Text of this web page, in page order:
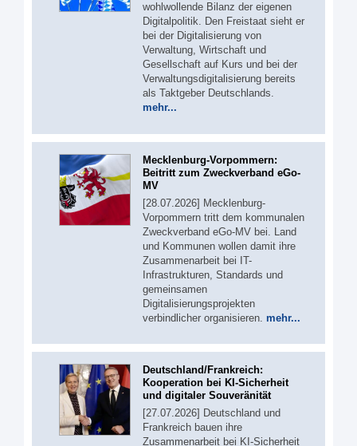
wohlwollende Bilanz der eigenen
Digitalpolitik. Den Freistaat sieht er
bei der Digitalisierung von
Verwaltung, Wirtschaft und
Gesellschaft auf Kurs und bei der
Verwaltungsdigitalisierung bereits
als Taktgeber Deutschlands.
mehr...
Mecklenburg-Vorpommern:
Beitritt zum Zweckverband eGo-
MV
[28.07.2026] Mecklenburg-
Vorpommern tritt dem kommunalen
Zweckverband eGo-MV bei. Land
und Kommunen wollen damit ihre
Zusammenarbeit bei IT-
Infrastrukturen, Standards und
gemeinsamen
Digitalisierungsprojekten
verbindlicher organisieren. mehr...
Deutschland/Frankreich:
Kooperation bei KI-Sicherheit
und digitaler Souveränität
[27.07.2026] Deutschland und
Frankreich bauen ihre
Zusammenarbeit bei KI-Sicherheit